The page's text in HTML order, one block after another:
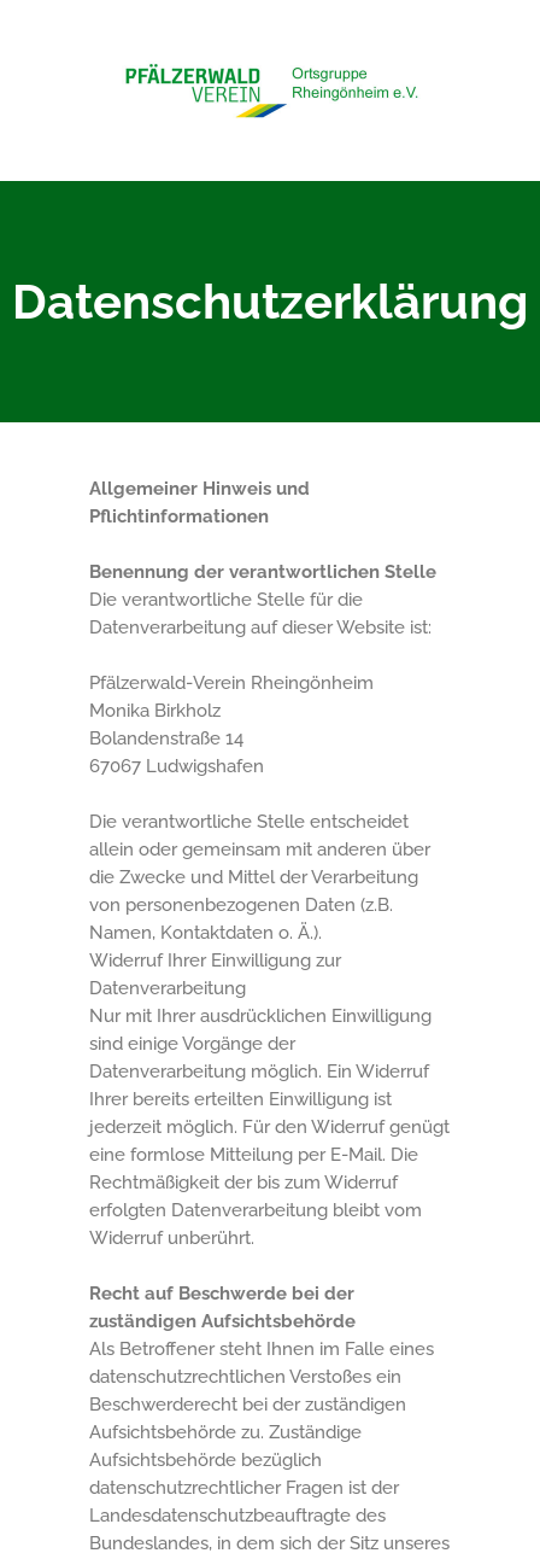
Datenschutzerklärung
Allgemeiner Hinweis und
Pflichtinformationen
Benennung der verantwortlichen Stelle
Die verantwortliche Stelle für die
Datenverarbeitung auf dieser Website ist:
Pfälzerwald-Verein Rheingönheim
Monika Birkholz
Bolandenstraße 14
67067 Ludwigshafen
Die verantwortliche Stelle entscheidet
allein oder gemeinsam mit anderen über
die Zwecke und Mittel der Verarbeitung
von personenbezogenen Daten (z.B.
Namen, Kontaktdaten o. Ä.).
Widerruf Ihrer Einwilligung zur
Datenverarbeitung
Nur mit Ihrer ausdrücklichen Einwilligung
sind einige Vorgänge der
Datenverarbeitung möglich. Ein Widerruf
Ihrer bereits erteilten Einwilligung ist
jederzeit möglich. Für den Widerruf genügt
eine formlose Mitteilung per E-Mail. Die
Rechtmäßigkeit der bis zum Widerruf
erfolgten Datenverarbeitung bleibt vom
Widerruf unberührt.
Recht auf Beschwerde bei der
zuständigen Aufsichtsbehörde
Als Betroffener steht Ihnen im Falle eines
datenschutzrechtlichen Verstoßes ein
Beschwerderecht bei der zuständigen
Aufsichtsbehörde zu. Zuständige
Aufsichtsbehörde bezüglich
datenschutzrechtlicher Fragen ist der
Landesdatenschutzbeauftragte des
Bundeslandes, in dem sich der Sitz unseres